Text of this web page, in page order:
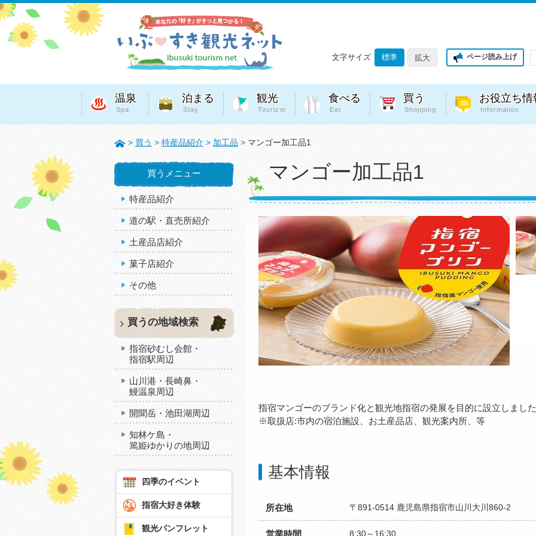
文字サイズ 標準 拡大 ページ読み上げ
温泉
Spa
泊まる
Stay
観光
Tourizm
食べる
Eat
買う
Shopping
お役立ち情
Information
> 買う > 特産品紹介 > 加工品 > マンゴー加工品1
マンゴー加工品1
指宿マンゴーのブランド化と観光地指宿の発展を目的に設立しまし
※取扱店:市内の宿泊施設、お土産品店、観光案内所、等
基本情報
所在地 〒891-0514 鹿児島県指宿市山川大川860-2
営業時間 8:30～16:30
買うメニュー
特産品紹介
道の駅・直売所紹介
土産品店紹介
菓子店紹介
その他
買うの地域検索
指宿砂むし会館・
指宿駅周辺
山川港・長崎鼻・
鰻温泉周辺
開聞岳・池田湖周辺
知林ケ島・
篤姫ゆかりの地周辺
四季のイベント
指宿大好き体験
観光パンフレット